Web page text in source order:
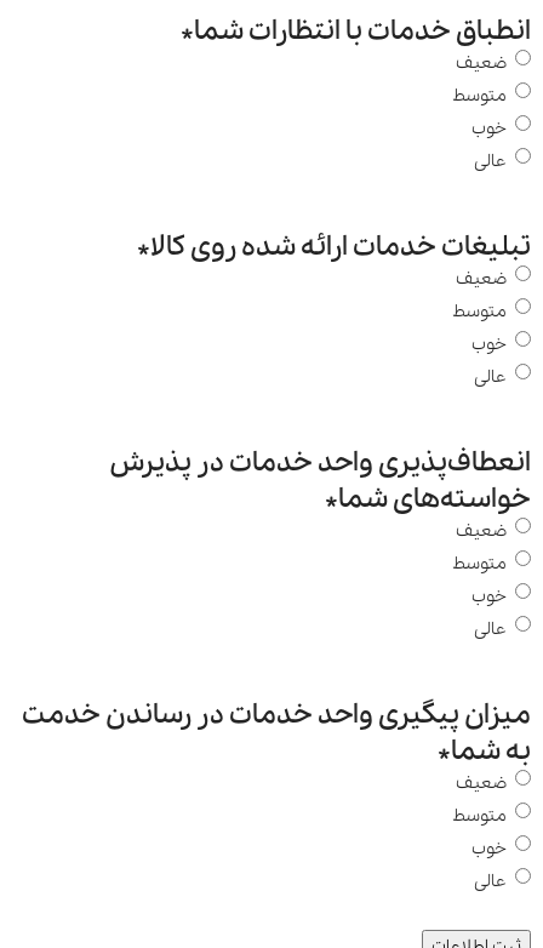
انطباق خدمات با انتظارات شما*
ضعیف
متوسط
خوب
عالی
تبلیغات خدمات ارائه شده روی کالا*
ضعیف
متوسط
خوب
عالی
انعطاف‌پذیری واحد خدمات در پذیرش
خواسته‌های شما*
ضعیف
متوسط
خوب
عالی
میزان پیگیری واحد خدمات در رساندن خدمت
به شما*
ضعیف
متوسط
خوب
عالی